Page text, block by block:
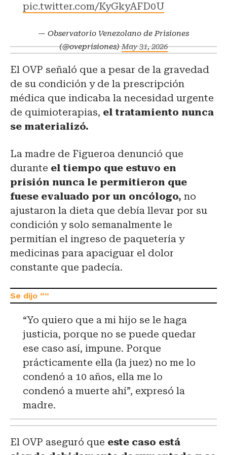
pic.twitter.com/KyGkyAFD0U
— Observatorio Venezolano de Prisiones
(@oveprisiones)May 31, 2026
El OVP señaló que ​a pesar de la gravedad
de su condición y de la prescripción
médica que indicaba la necesidad urgente
de quimioterapias, el tratamiento nunca
se materializó.
La madre de Figueroa denunció que
durante el tiempo que estuvo en
prisión nunca le permitieron que
fuese evaluado por un oncólogo, no
ajustaron la dieta que debía llevar por su
condición y solo semanalmente le
permitían el ingreso de paquetería y
medicinas para apaciguar el dolor
constante que padecía.
​“Yo quiero que a mi hijo se le haga
justicia, porque no se puede quedar
ese caso así, impune. Porque
prácticamente ella (la juez) no me lo
condenó a 10 años, ella me lo
condenó a muerte ahí”, expresó la
madre.
El OVP aseguró que este caso está